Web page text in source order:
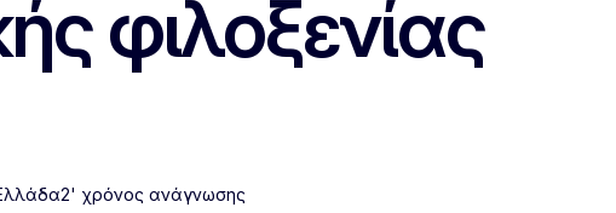
φιλοξενίας
2' χρόνος ανάγνωσης